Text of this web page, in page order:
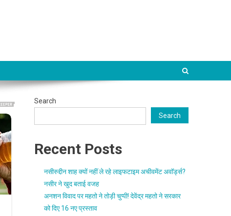
Search
Search
Recent Posts
नसीरुद्दीन शाह क्यों नहीं ले रहे लाइफटाइम अचीवमेंट अवॉर्ड्स?
नसीर ने खुद बताई वजह
अनशन विवाद पर महतो ने तोड़ी चुप्पी! देवेंद्र महतो ने सरकार
को दिए 16 नए प्रस्ताव